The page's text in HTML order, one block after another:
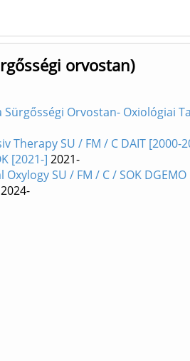
orvostan)
Orvostan- Oxiológiai
SU / FM / C DAIT [2000-
[2021-] 2021-
SU / FM / C / SOK DGEMO
2024-